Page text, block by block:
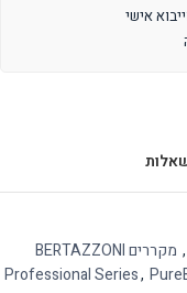
, מקררים BERTAZZONI
Professional Series,